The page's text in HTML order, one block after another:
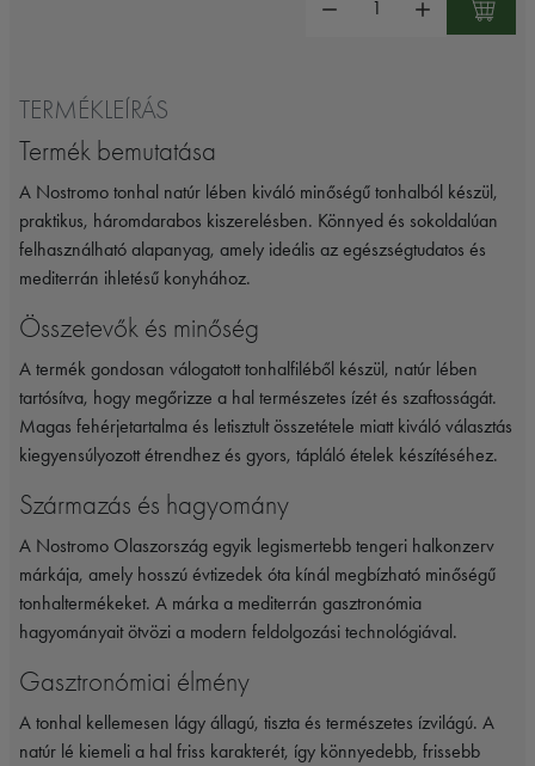
TERMÉKLEÍRÁS
Termék bemutatása
A Nostromo tonhal natúr lében kiváló minőségű tonhalból készül,
praktikus, háromdarabos kiszerelésben. Könnyed és sokoldalúan
felhasználható alapanyag, amely ideális az egészségtudatos és
mediterrán ihletésű konyhához.
Összetevők és minőség
A termék gondosan válogatott tonhalfiléből készül, natúr lében
tartósítva, hogy megőrizze a hal természetes ízét és szaftosságát.
Magas fehérjetartalma és letisztult összetétele miatt kiváló választás
kiegyensúlyozott étrendhez és gyors, tápláló ételek készítéséhez.
Származás és hagyomány
A Nostromo Olaszország egyik legismertebb tengeri halkonzerv
márkája, amely hosszú évtizedek óta kínál megbízható minőségű
tonhaltermékeket. A márka a mediterrán gasztronómia
hagyományait ötvözi a modern feldolgozási technológiával.
Gasztronómiai élmény
A tonhal kellemesen lágy állagú, tiszta és természetes ízvilágú. A
natúr lé kiemeli a hal friss karakterét, így könnyedebb, frissebb